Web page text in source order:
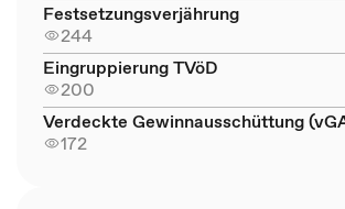
Festsetzungsverjährung
244
Eingruppierung TVöD
200
Verdeckte Gewinnausschüttung
172